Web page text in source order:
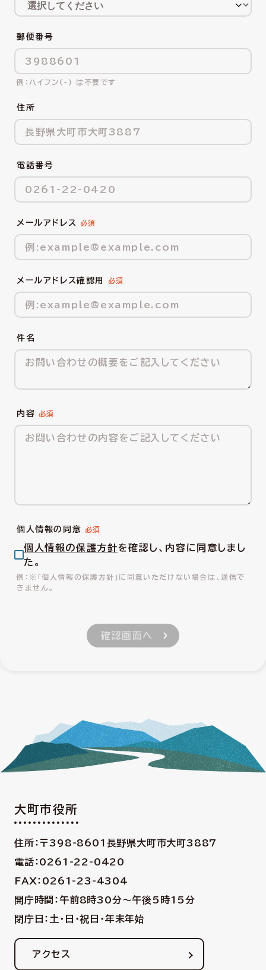
郵便番号
ハイフン(-) は不要です
住所
電話番号
メールアドレス
メールアドレス確認用
件名
内容
個人情報の同意
個人情報の保護方針を確認し、内容に同意しまし
た。
※「個人情報の保護方針」に同意いただけない場合は、送信で
きません。
大町市役所
住所：〒398-8601 長野県大町市大町3887
電話：0261-22-0420
FAX：0261-23-4304
開庁時間：午前8時30分〜午後5時15分
閉庁日：土・日・祝日・年末年始
アクセス